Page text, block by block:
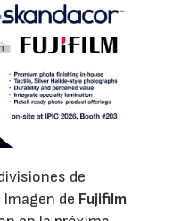
de
de Fujifilm